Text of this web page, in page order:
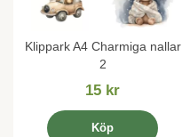
Klippark A4 Charmiga nallar
2
15 kr
Köp